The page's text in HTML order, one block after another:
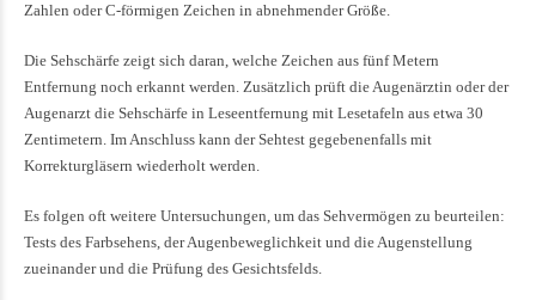
Zahlen oder C-förmigen Zeichen in abnehmender Größe.
Die Sehschärfe zeigt sich daran, welche Zeichen aus fünf Metern
Entfernung noch erkannt werden. Zusätzlich prüft die Augenärztin oder der
Augenarzt die Sehschärfe in Leseentfernung mit Lesetafeln aus etwa 30
Zentimetern. Im Anschluss kann der Sehtest gegebenenfalls mit
Korrekturgläsern wiederholt werden.
Es folgen oft weitere Untersuchungen, um das Sehvermögen zu beurteilen:
Tests des Farbsehens, der Augenbeweglichkeit und die Augenstellung
zueinander und die Prüfung des Gesichtsfelds.